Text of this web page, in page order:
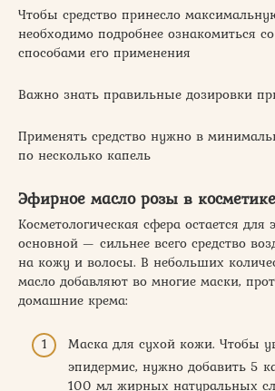
Чтобы средство принесло
необходимо подробнее ознакомиться
способами его применения
Важно знать правильные дозировки
Применять средство нужно в
по несколько капель
Эфирное масло розы в косметике
Косметологическая сфера остается
основной — сильнее всего средство
на кожу и волосы. В небольших
масло добавляют во многие маски,
домашние крема:
Маска для сухой кожи. Чтобы
эпидермис, нужно добавить 5
100 мл жирных натуральных